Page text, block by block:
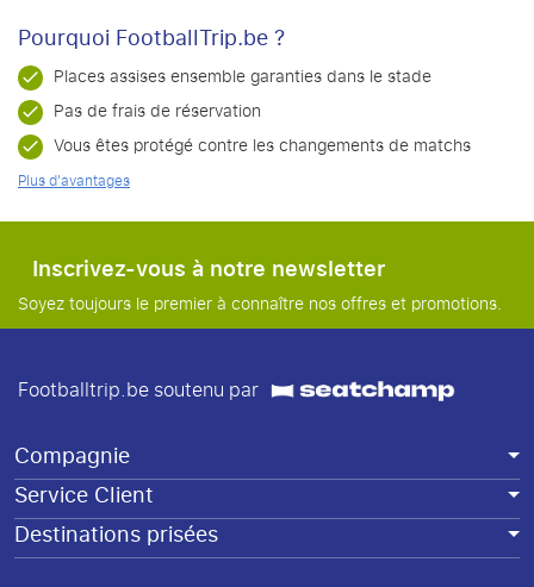
Pourquoi FootballTrip.be ?
Places assises ensemble garanties dans le stade
Pas de frais de réservation
Vous êtes protégé contre les changements de matchs
Plus d'avantages
Inscrivez-vous à notre newsletter
Soyez toujours le premier à connaître nos offres et promotions.
Footballtrip.be soutenu par
Compagnie
Service Client
Destinations prisées